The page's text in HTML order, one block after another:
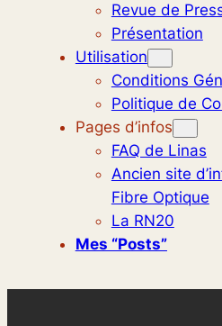
Revue de
Présentation
Utilisation
Conditions
Politique de
Pages d’infos
FAQ de Linas
Ancien site
Fibre Optique
La RN20
Mes “posts”